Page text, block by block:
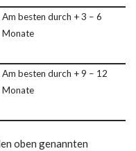
Am besten durch + 3 – 6
Monate
Am besten durch + 9 – 12
Monate
oben genannten